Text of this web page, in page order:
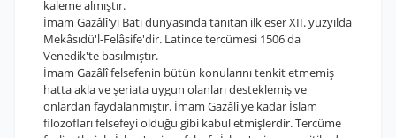
kaleme almıştır.
İmam Gazâlî'yi Batı dünyasında tanıtan ilk eser XII. yüzyılda
Mekâsıdü'l-Felâsife'dir. Latince tercümesi 1506'da
Venedik'te basılmıştır.
İmam Gazâlî felsefenin bütün konularını tenkit etmemiş
hatta akla ve şeriata uygun olanları desteklemiş ve
onlardan faydalanmıştır. İmam Gazâlî'ye kadar İslam
filozofları felsefeyi olduğu gibi kabul etmişlerdir. Tercüme